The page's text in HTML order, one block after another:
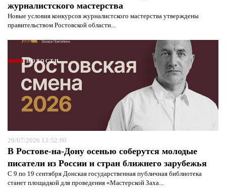
журналистского мастерства
Новые условия конкурсов журналистского мастерства утверждены
правительством Ростовской области...
НОВОСТИ
29/07/2026 13:52:00
В Ростове-на-Дону осенью соберутся молодые
писатели из России и стран ближнего зарубежья
С 9 по 19 сентября Донская государственная публичная библиотека
станет площадкой для проведения «Мастерской Заха...